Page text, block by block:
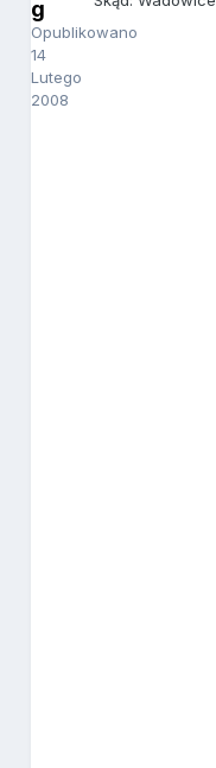
g
Opublikowano
14
Lutego
2008